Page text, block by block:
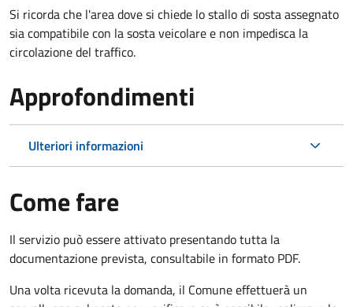
Si ricorda che l'area dove si chiede lo stallo di sosta assegnato
sia compatibile con la sosta veicolare e non impedisca la
circolazione del traffico.
Approfondimenti
Ulteriori informazioni
Come fare
Il servizio può essere attivato presentando tutta la
documentazione prevista, consultabile in formato PDF.
Una volta ricevuta la domanda, il Comune effettuerà un